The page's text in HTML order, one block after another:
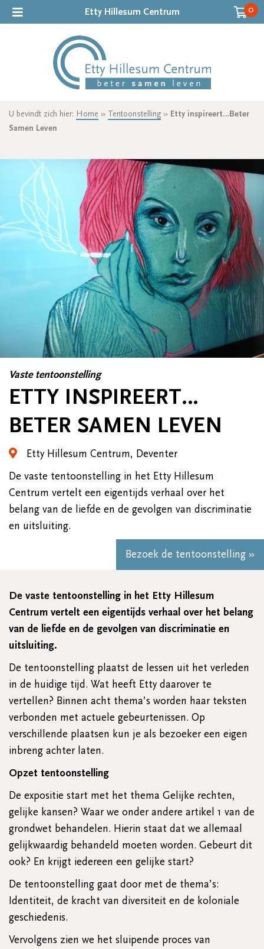
Etty Hillesum Centrum 0
U bevindt zich hier: Home » Tentoonstelling» Etty inspireert…Beter
Samen Leven
Bezoek de tentoonstelling »
Vaste tentoonstelling
ETTY INSPIREERT…
BETER SAMEN LEVEN
Etty Hillesum Centrum, Deventer
De vaste tentoonstelling in het Etty Hillesum
Centrum vertelt een eigentijds verhaal over het
belang van de liefde en de gevolgen van discriminatie
en uitsluiting.
De vaste tentoonstelling in het Etty Hillesum
Centrum vertelt een eigentijds verhaal over het belang
van de liefde en de gevolgen van discriminatie en
uitsluiting.
De tentoonstelling plaatst de lessen uit het verleden
in de huidige tijd. Wat heeft Etty daarover te
vertellen? Binnen acht thema’s worden haar teksten
verbonden met actuele gebeurtenissen. Op
verschillende plaatsen kun je als bezoeker een eigen
inbreng achter laten.
Opzet tentoonstelling
De expositie start met het thema Gelijke rechten,
gelijke kansen? Waar we onder andere artikel 1 van de
grondwet behandelen. Hierin staat dat we allemaal
gelijkwaardig behandeld moeten worden. Gebeurt dit
ook? En krijgt iedereen een gelijke start?
De tentoonstelling gaat door met de thema’s:
Identiteit, de kracht van diversiteit en de koloniale
geschiedenis.
Vervolgens zien we het sluipende proces van